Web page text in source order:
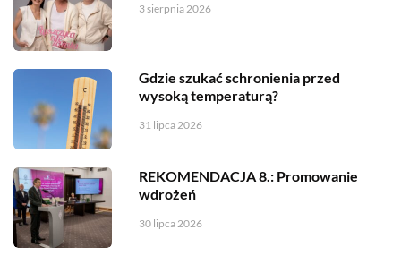
3 sierpnia 2026
Gdzie szukać schronienia przed
wysoką temperaturą?
31 lipca 2026
REKOMENDACJA 8.: Promowanie
wdrożeń
30 lipca 2026